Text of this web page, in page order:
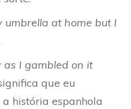
at home but I
as I gambled on it
que eu
história espanhola